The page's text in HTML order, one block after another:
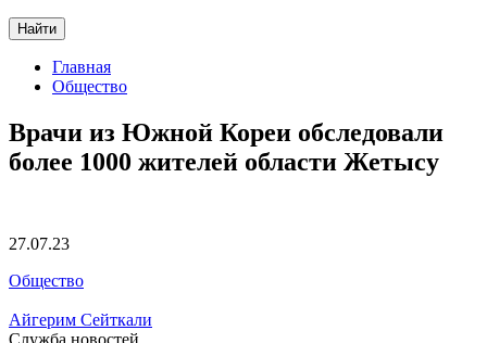
Найти
Главная
Общество
Врачи из Южной Кореи обследовали
более 1000 жителей области Жетысу
27.07.23
Общество
Айгерим Сейткали